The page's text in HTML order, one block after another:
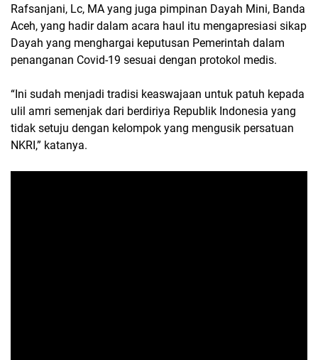
Rafsanjani, Lc, MA yang juga pimpinan Dayah Mini, Banda
Aceh, yang hadir dalam acara haul itu mengapresiasi sikap
Dayah yang menghargai keputusan Pemerintah dalam
penanganan Covid-19 sesuai dengan protokol medis.
“Ini sudah menjadi tradisi keaswajaan untuk patuh kepada
ulil amri semenjak dari berdiriya Republik Indonesia yang
tidak setuju dengan kelompok yang mengusik persatuan
NKRI,” katanya.